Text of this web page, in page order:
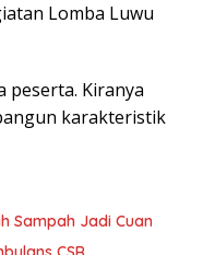
Lomba Luwu
peserta. Kiranya
karakteristik
Sampah Jadi Cuan